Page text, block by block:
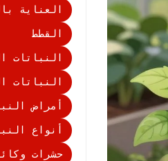
العناية
القطط
النباتات
النباتات
أمراض
أنواع
حشرات